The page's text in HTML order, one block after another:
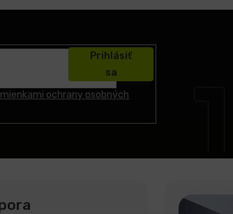
ochrany osobných
Prihlásiť
sa